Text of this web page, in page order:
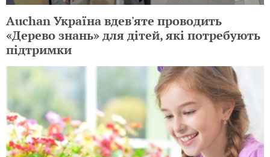
Auchan Україна вдев'яте проводить
«Дерево знань» для дітей, які потребують
підтримки